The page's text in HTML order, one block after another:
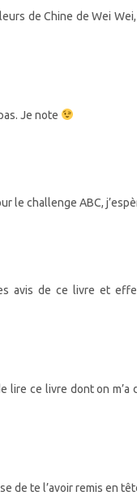
de Chine de Wei
Je note
le challenge ABC,
avis de ce livre et
lire ce livre dont on
de te l’avoir remis en